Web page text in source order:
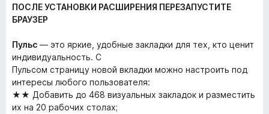
ПОСЛЕ УСТАНОВКИ РАСШИРЕНИЯ ПЕРЕЗАПУСТИТЕ
БРАУЗЕР
Пульс — это яркие, удобные закладки для тех, кто ценит
индивидуальность. С
Пульсом страницу новой вкладки можно настроить под
интересы любого пользователя:
★★ Добавить до 468 визуальных закладок и разместить
их на 20 рабочих столах;